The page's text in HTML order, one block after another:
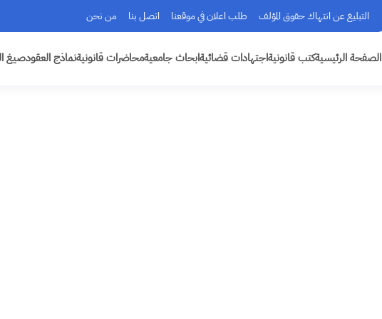
التبليغ عن انتهاك حقوق المؤلف طلب اعلان في موقعنا اتصل بنا من نحن
الصفحة الرئيسيةكتب قانونيةاجتهادات قضائيةابحاث جامعيةمحاضرات قانونيةنماذج العقودصيغ